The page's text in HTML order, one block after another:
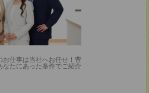
お仕事は当社へお任せ！豊
なたにあった条件でご紹介